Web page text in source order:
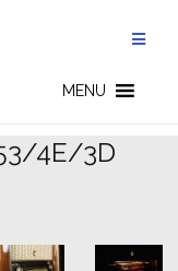
MENU
4E/3D